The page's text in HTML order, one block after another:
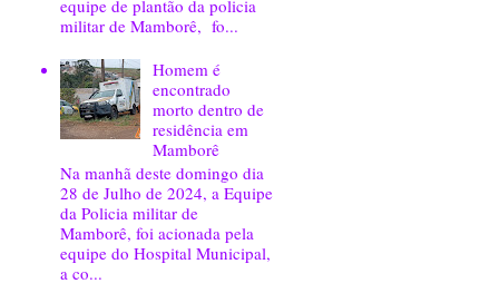
equipe de plantão da policia
militar de Mamborê, fo...
Homem é
encontrado
morto dentro de
residência em
Mamborê
Na manhã deste domingo dia
28 de Julho de 2024, a Equipe
da Policia militar de
Mamborê, foi acionada pela
equipe do Hospital Municipal,
a co...